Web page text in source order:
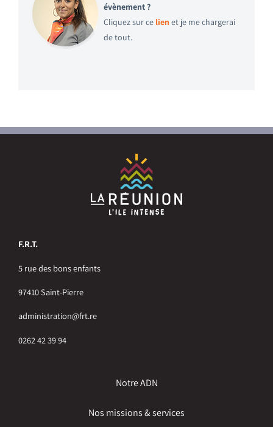
évènement ?
Cliquez sur ce lien et je me chargerai
de tout.
F.R.T.
5 rue des bons enfants
97410 Saint-Pierre
administration@frt.re
0262 42 39 94
Notre ADN
Nos missions & services